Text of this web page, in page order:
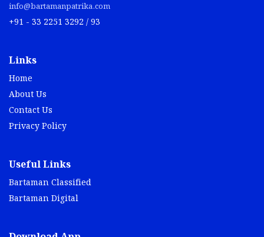
info@bartamanpatrika.com
+91 - 33 2251 3292 / 93
Links
Home
About Us
Contact Us
Privacy Policy
Useful Links
Bartaman Classified
Bartaman Digital